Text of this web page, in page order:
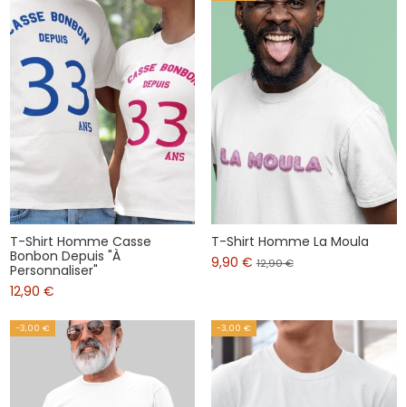
T-Shirt Homme Casse
Bonbon Depuis "À
Personnaliser"
12,90 €
T-Shirt Homme La Moula
9,90 €12,90 €
-3,00 € -3,00 €